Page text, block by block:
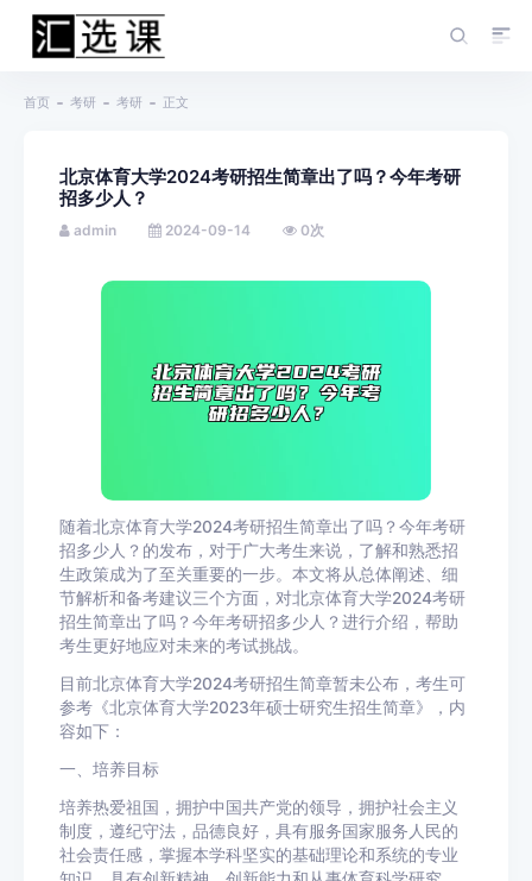
首页 考研 考研 正文
北京体育大学2024考研招生简章出了吗？今年考研
招多少人？
admin 2024-09-14 0次
随着北京体育大学2024考研招生简章出了吗？今年考研
招多少人？的发布，对于广大考生来说，了解和熟悉招
生政策成为了至关重要的一步。本文将从总体阐述、细
节解析和备考建议三个方面，对北京体育大学2024考研
招生简章出了吗？今年考研招多少人？进行介绍，帮助
考生更好地应对未来的考试挑战。
目前北京体育大学2024考研招生简章暂未公布，考生可
参考《北京体育大学2023年硕士研究生招生简章》，内
容如下：
一、培养目标
培养热爱祖国，拥护中国共产党的领导，拥护社会主义
制度，遵纪守法，品德良好，具有服务国家服务人民的
社会责任感，掌握本学科坚实的基础理论和系统的专业